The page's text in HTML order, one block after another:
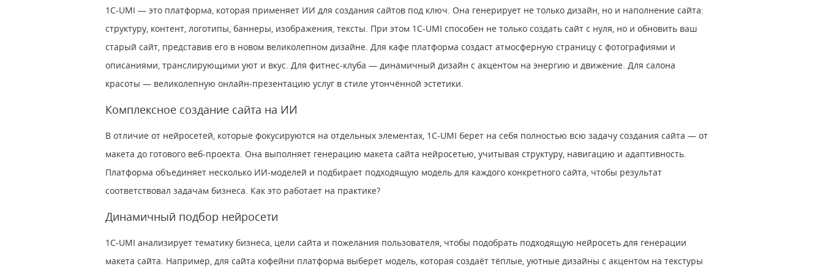
1С-UMI — это платформа, которая применяет ИИ для создания сайтов под ключ. Она генерирует не только дизайн, но и наполнение сайта:
структуру, контент, логотипы, баннеры, изображения, тексты. При этом 1С-UMI способен не только создать сайт с нуля, но и обновить ваш
старый сайт, представив его в новом великолепном дизайне. Для кафе платформа создаст атмосферную страницу с фотографиями и
описаниями, транслирующими уют и вкус. Для фитнес-клуба — динамичный дизайн с акцентом на энергию и движение. Для салона
красоты ― великолепную онлайн-презентацию услуг в стиле утончённой эстетики.
Комплексное создание сайта на ИИ
В отличие от нейросетей, которые фокусируются на отдельных элементах, 1С-UMI берет на себя полностью всю задачу создания сайта ― от
макета до готового веб-проекта. Она выполняет генерацию макета сайта нейросетью, учитывая структуру, навигацию и адаптивность.
Платформа объединяет несколько ИИ-моделей и подбирает подходящую модель для каждого конкретного сайта, чтобы результат
соответствовал задачам бизнеса. Как это работает на практике?
Динамичный подбор нейросети
1С-UMI анализирует тематику бизнеса, цели сайта и пожелания пользователя, чтобы подобрать подходящую нейросеть для генерации
макета сайта. Например, для сайта кофейни платформа выберет модель, которая создаёт тёплые, уютные дизайны с акцентом на текстуры